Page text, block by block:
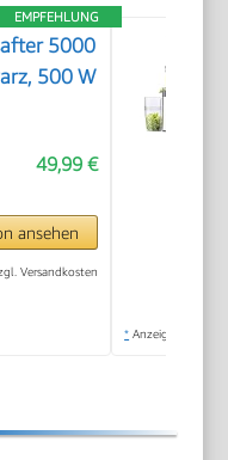
EMPFEHLUNG
5000
500 W
49,99 €
ansehen
Versandkosten
* Anzeige